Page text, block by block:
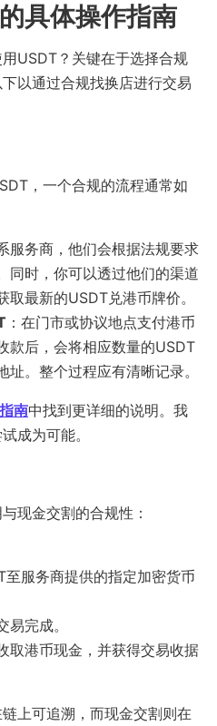
具体操作指南
USDT？关键在于选择合规
以通过合规找换店进行交易
，一个合规的流程通常如
服务商，他们会根据法规要求
同时，你可以透过他们的渠道
取最新的USDT兑港币牌价。
：在门市或协议地点支付港币
款后，会将相应数量的USDT
。整个过程应有清晰记录。
南中找到更详细的说明。我
成为可能。
现金交割的合规性：
至服务商提供的指定加密货币
完成。
取港币现金，并获得交易收据
上可追溯，而现金交割则在